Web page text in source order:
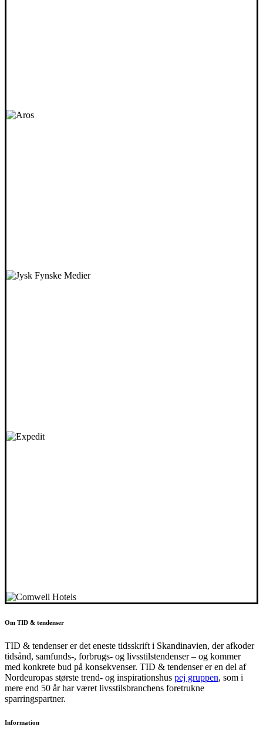
Om TID & tendenser
TID & tendenser er det eneste tidsskrift i Skandinavien, der afkoder
tidsånd, samfunds-, forbrugs- og livsstilstendenser – og kommer
med konkrete bud på konsekvenser. TID & tendenser er en del af
Nordeuropas største trend- og inspirationshus pej gruppen, som i
mere end 50 år har været livsstilsbranchens foretrukne
sparringspartner.
Information